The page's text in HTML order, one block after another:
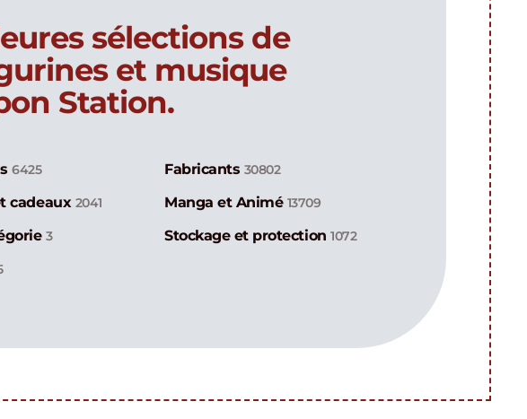
sélections de
et musique
Station.
6425 Fabricants 30802
cadeaux 2041 Manga et Animé 13709
3 Stockage et protection1072